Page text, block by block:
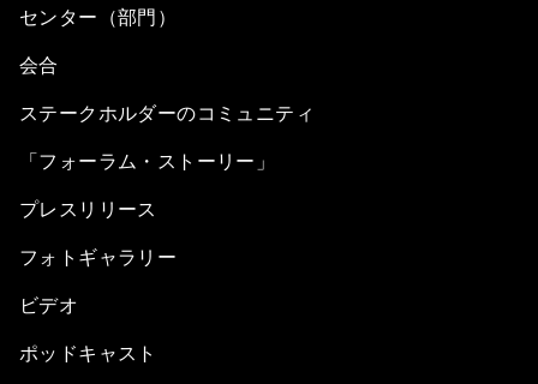
センター（部門）
会合
ステークホルダーのコミュニティ
「フォーラム・ストーリー」
プレスリリース
フォトギャラリー
ビデオ
ポッドキャスト